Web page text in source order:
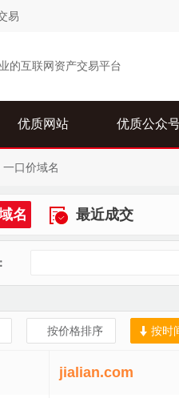
易
的互联网资产交易平台
优质网站 优质公众
一口价域名
名 最近成交
按价格排序 按时
jialian.com